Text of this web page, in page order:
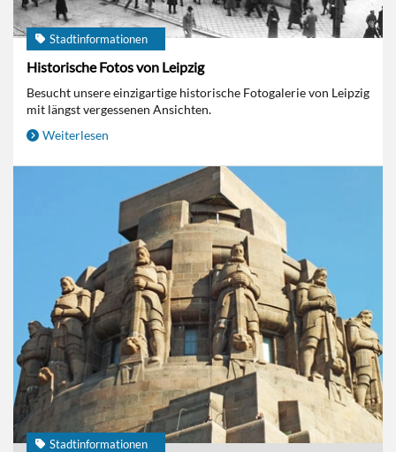
Stadtinformationen
Historische Fotos von Leipzig
Besucht unsere einzigartige historische Fotogalerie von Leipzig
mit längst vergessenen Ansichten.
Weiterlesen
Stadtinformationen